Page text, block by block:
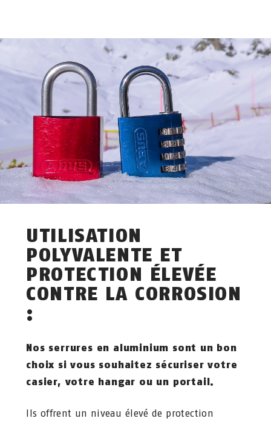
UTILISATION
POLYVALENTE ET
PROTECTION ÉLEVÉE
CONTRE LA CORROSION
:
Nos serrures en aluminium sont un bon
choix si vous souhaitez sécuriser votre
casier, votre hangar ou un portail.
Ils offrent un niveau élevé de protection